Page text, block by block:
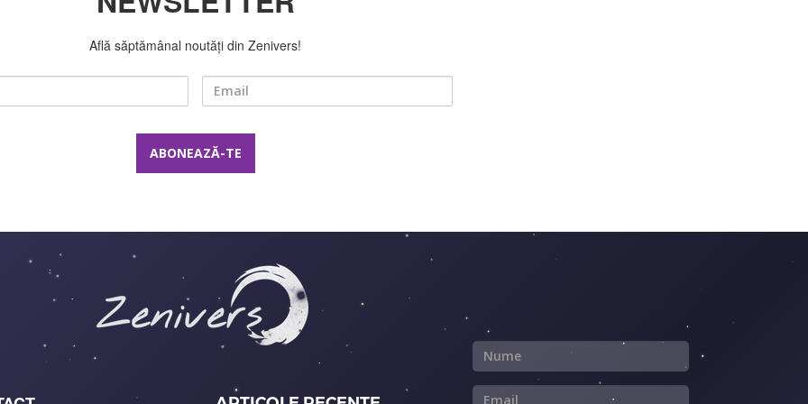
Află săptămânal noutăți din Zenivers!
Nume
Email